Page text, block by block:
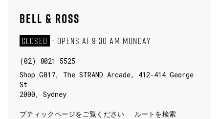
BELL & ROSS
CLOSED - OPENS AT 9:30 AM MONDAY
(02) 8021 5525
Shop G017, The STRAND Arcade, 412-414 George
St
2000, Sydney
ブティックページをご覧ください ルートを検索
LINK OPENS IN NEW